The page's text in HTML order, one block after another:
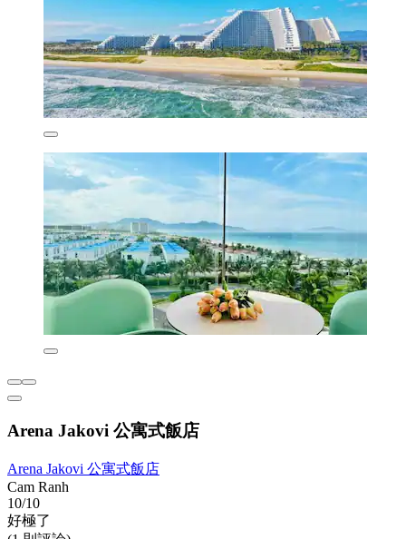
Arena Jakovi 公寓式飯店
Arena Jakovi 公寓式飯店
Cam Ranh
10/10
好極了